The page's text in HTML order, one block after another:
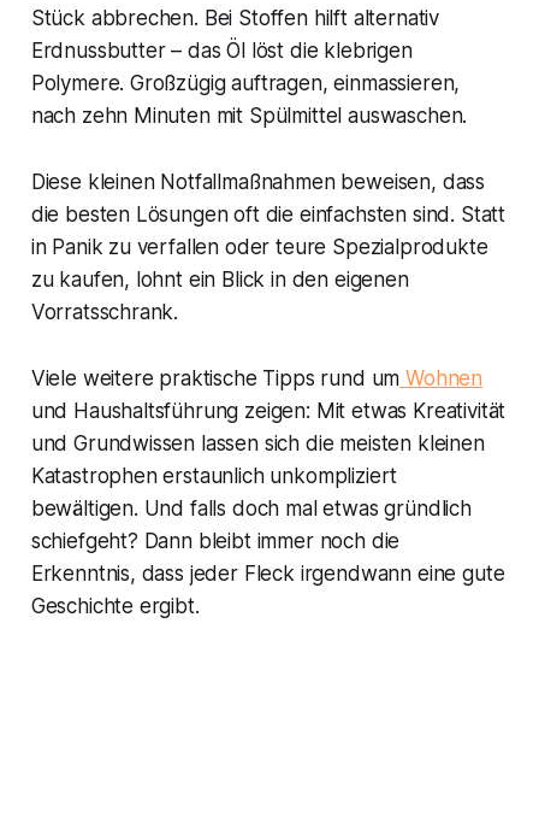
Stück abbrechen. Bei Stoffen hilft alternativ
Erdnussbutter – das Öl löst die klebrigen
Polymere. Großzügig auftragen, einmassieren,
nach zehn Minuten mit Spülmittel auswaschen.
Diese kleinen Notfallmaßnahmen beweisen, dass
die besten Lösungen oft die einfachsten sind. Statt
in Panik zu verfallen oder teure Spezialprodukte
zu kaufen, lohnt ein Blick in den eigenen
Vorratsschrank.
Viele weitere praktische Tipps rund um Wohnen
und Haushaltsführung zeigen: Mit etwas Kreativität
und Grundwissen lassen sich die meisten kleinen
Katastrophen erstaunlich unkompliziert
bewältigen. Und falls doch mal etwas gründlich
schiefgeht? Dann bleibt immer noch die
Erkenntnis, dass jeder Fleck irgendwann eine gute
Geschichte ergibt.